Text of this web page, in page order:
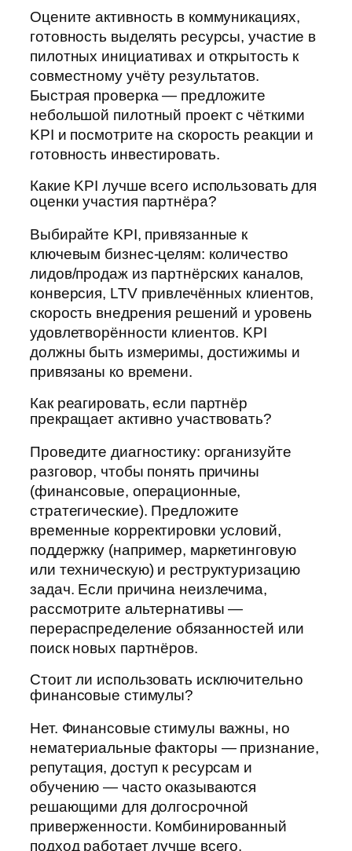
Оцените активность в коммуникациях,
готовность выделять ресурсы, участие в
пилотных инициативах и открытость к
совместному учёту результатов.
Быстрая проверка — предложите
небольшой пилотный проект с чёткими
KPI и посмотрите на скорость реакции и
готовность инвестировать.
Какие KPI лучше всего использовать для
оценки участия партнёра?
Выбирайте KPI, привязанные к
ключевым бизнес-целям: количество
лидов/продаж из партнёрских каналов,
конверсия, LTV привлечённых клиентов,
скорость внедрения решений и уровень
удовлетворённости клиентов. KPI
должны быть измеримы, достижимы и
привязаны ко времени.
Как реагировать, если партнёр
прекращает активно участвовать?
Проведите диагностику: организуйте
разговор, чтобы понять причины
(финансовые, операционные,
стратегические). Предложите
временные корректировки условий,
поддержку (например, маркетинговую
или техническую) и реструктуризацию
задач. Если причина неизлечима,
рассмотрите альтернативы —
перераспределение обязанностей или
поиск новых партнёров.
Стоит ли использовать исключительно
финансовые стимулы?
Нет. Финансовые стимулы важны, но
нематериальные факторы — признание,
репутация, доступ к ресурсам и
обучению — часто оказываются
решающими для долгосрочной
приверженности. Комбинированный
подход работает лучше всего.